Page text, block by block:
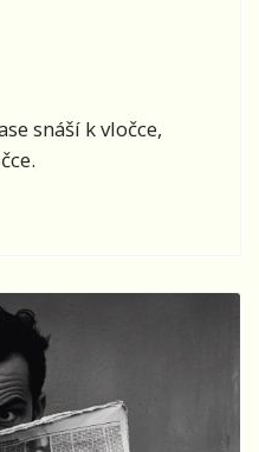
snáší k vločce,